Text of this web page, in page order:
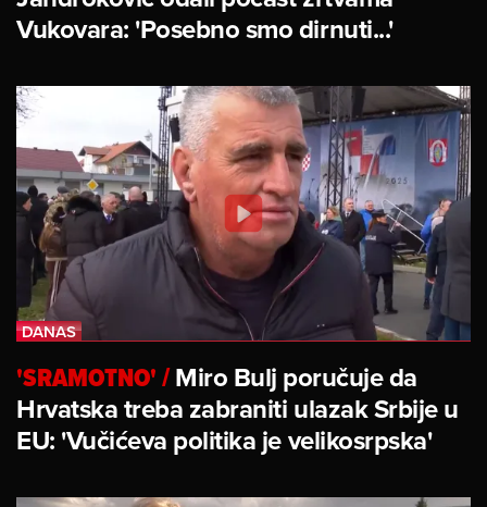
Vukovara: 'Posebno smo dirnuti...'
'SRAMOTNO'/Miro Bulj poručuje da
Hrvatska treba zabraniti ulazak Srbije u
EU: 'Vučićeva politika je velikosrpska'